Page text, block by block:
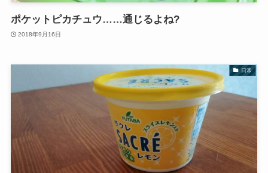
ポケットピカチュウ……通じるよね?
2018年9月16日
日常